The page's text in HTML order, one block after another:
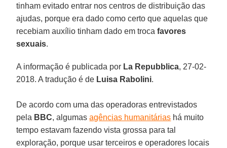
tinham evitado entrar nos centros de distribuição das
ajudas, porque era dado como certo que aquelas que
recebiam auxílio tinham dado em trocafavores
sexuais.
A informação é publicada por La Repubblica, 27-02-
2018. A tradução é de Luisa Rabolini.
De acordo com uma das operadoras entrevistados
pela BBC, algumasagências humanitárias há muito
tempo estavam fazendo vista grossa para tal
exploração, porque usar terceiros e operadores locais